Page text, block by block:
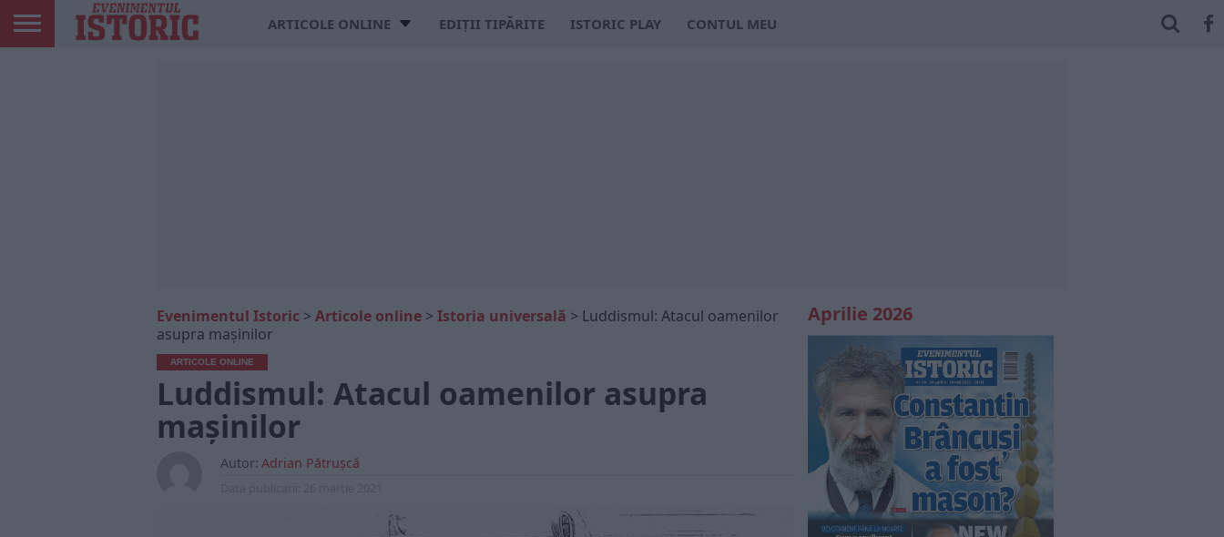
ARTICOLE ONLINE EDIȚII TIPĂRITE ISTORIC PLAY CONTUL MEU
Evenimentul Istoric > Articole online > Istoria universală > Luddismul: Atacul oamenilor
asupra mașinilor
ARTICOLE ONLINE
Luddismul: Atacul oamenilor asupra
mașinilor
Autor: Adrian Pătrușcă
Aprilie 2026